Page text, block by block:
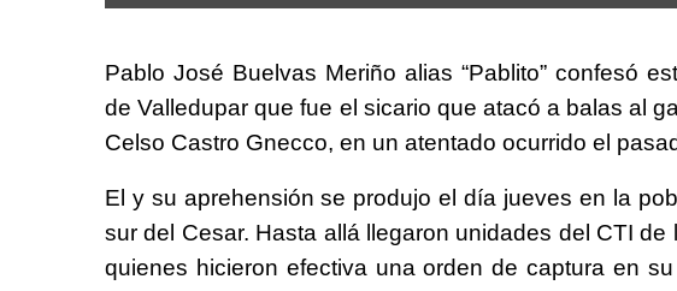
Pablo José Buelvas Meriño alias “Pablito” confesó
de Valledupar que fue el sicario que atacó a balas al
Celso Castro Gnecco, en un atentado ocurrido el
El y su aprehensión se produjo el día jueves en la
sur del Cesar. Hasta allá llegaron unidades del CTI
quienes hicieron efectiva una orden de captura en